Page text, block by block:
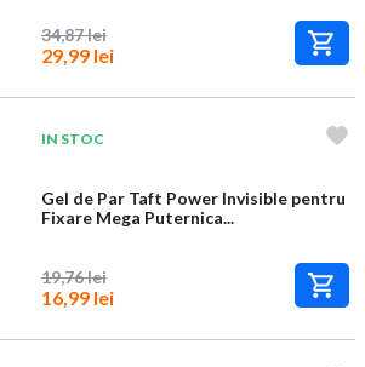
34,87 lei
29,99 lei
IN STOC
Gel de Par Taft Power Invisible pentru
Fixare Mega Puternica...
19,76 lei
16,99 lei